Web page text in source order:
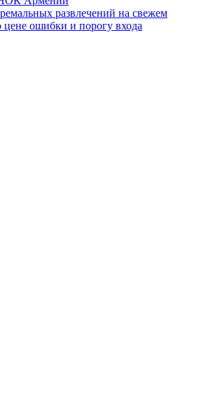
развлечений на свежем
цене ошибки и порогу входа